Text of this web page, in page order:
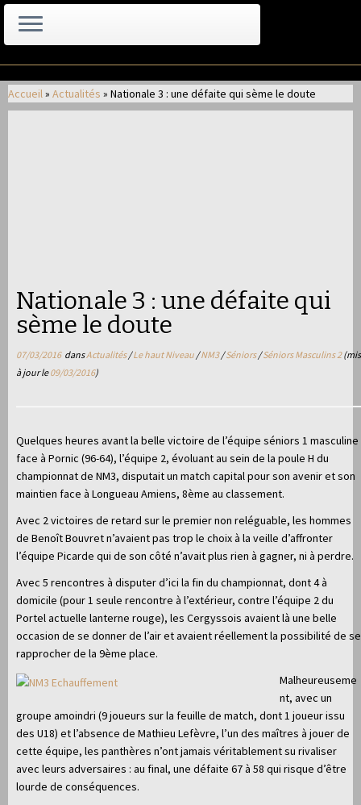
au
contenu
Accueil» Actualités » Nationale 3 : une défaite qui sème le doute
Nationale 3 : une défaite qui
sème le doute
07/03/2016dansActualités/Le haut Niveau /NM3/Séniors/Séniors Masculins 2(mis
à jour le09/03/2016)
Quelques heures avant la belle victoire de l’équipe séniors 1 masculine
face à Pornic (96-64), l’équipe 2, évoluant au sein de la poule H du
championnat de NM3, disputait un match capital pour son avenir et son
maintien face à Longueau Amiens, 8ème au classement.
Avec 2 victoires de retard sur le premier non reléguable, les hommes
de Benoît Bouvret n’avaient pas trop le choix à la veille d’affronter
l’équipe Picarde qui de son côté n’avait plus rien à gagner, ni à perdre.
Avec 5 rencontres à disputer d’ici la fin du championnat, dont 4 à
domicile (pour 1 seule rencontre à l’extérieur, contre l’équipe 2 du
Portel actuelle lanterne rouge), les Cergyssois avaient là une belle
occasion de se donner de l’air et avaient réellement la possibilité de se
rapprocher de la 9ème place.
Malheureuseme
nt, avec un
groupe amoindri (9 joueurs sur la feuille de match, dont 1 joueur issu
des U18) et l’absence de Mathieu Lefèvre, l’un des maîtres à jouer de
cette équipe, les panthères n’ont jamais véritablement su rivaliser
avec leurs adversaires : au final, une défaite 67 à 58 qui risque d’être
lourde de conséquences.